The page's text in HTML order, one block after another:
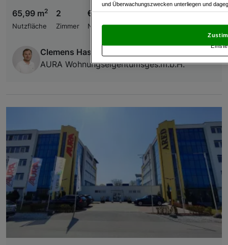
65,99 m2
Nutzfläche
2
Zimmer
€ 856,67
Nettomiete
Clemens Haselgruber
AURA Wohnungseigentumsges.m.b.H.
und Überwachungszwecken unterliegen und
und Widerspruch gegen die Verarbeitung auf der
„Cookie Einstellungen“, die sich auf jeder Seite
und der Performance von Inhalten,
Liste der Partner (Lieferanten)